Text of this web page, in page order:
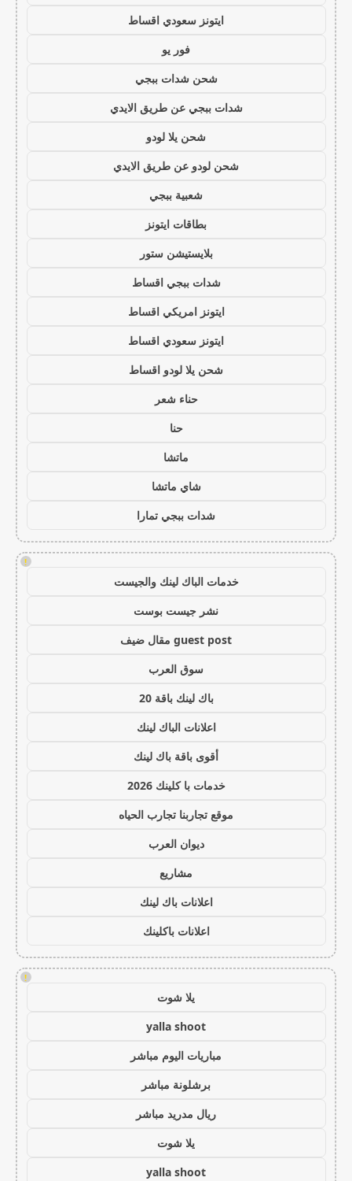
ايتونز سعودي اقساط
فور يو
شحن شدات ببجي
شدات ببجي عن طريق الايدي
شحن يلا لودو
شحن لودو عن طريق الايدي
شعبية ببجي
بطاقات ايتونز
بلايستيشن ستور
شدات ببجي اقساط
ايتونز امريكي اقساط
ايتونز سعودي اقساط
شحن يلا لودو اقساط
حناء شعر
حنا
ماتشا
شاي ماتشا
شدات ببجي تمارا
!
خدمات الباك لينك والجيست
نشر جيست بوست
guest post مقال ضيف
سوق العرب
باك لينك باقة 20
اعلانات الباك لينك
أقوى باقة باك لينك
خدمات با كلينك 2026
موقع تجاربنا تجارب الحياه
ديوان العرب
مشاريع
اعلانات باك لينك
اعلانات باكلينك
!
يلا شوت
yalla shoot
مباريات اليوم مباشر
برشلونة مباشر
ريال مدريد مباشر
يلا شوت
yalla shoot